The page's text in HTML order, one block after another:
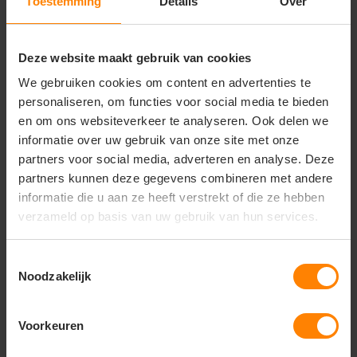
Deze website maakt gebruik van cookies
We gebruiken cookies om content en advertenties te
personaliseren, om functies voor social media te bieden
en om ons websiteverkeer te analyseren. Ook delen we
informatie over uw gebruik van onze site met onze
partners voor social media, adverteren en analyse. Deze
partners kunnen deze gegevens combineren met andere
informatie die u aan ze heeft verstrekt of die ze hebben
verzameld op basis van uw gebruik van hun services.
Noodzakelijk
Voorkeuren
Uitstekend geschikt voor bedrukken en borduren
Materiaal: 100% katoen
Stofgewicht: ca. 150 g/m² (licht en ademend)
Light Cotton kwaliteit
Comfortabele pasvorm
Zacht en soepel draaggevoel
Duurzaam en vormvast
Geschikt voor dagelijks gebruik
op met onze
call +31(0)418 511 972